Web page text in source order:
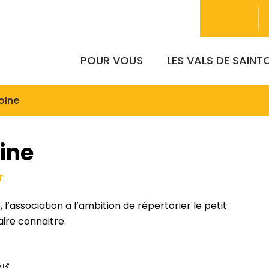
POUR VOUS LES VALS DE
a l’ambition de répertorier le petit
connaitre.